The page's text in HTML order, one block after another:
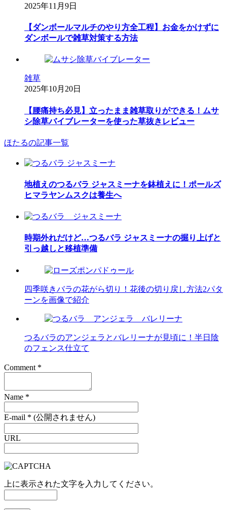
2025年11月9日
【ダンボールマルチのやり方全工程】お金をかけずに
ダンボールで雑草対策する方法
雑草
2025年10月20日
【腰痛持ち必見】立ったまま雑草取りができる！ムサ
シ除草バイブレーターを使った草抜きレビュー
ほたるの記事一覧
地植えのつるバラ ジャスミーナを鉢植えに！ポールズ
ヒマラヤンムスクは養生へ
時期外れだけど…つるバラ ジャスミーナの掘り上げと
引っ越しと移植準備
四季咲きバラの花がら切り！花後の切り戻し方法2パタ
ーンを画像で紹介
つるバラのアンジェラとバレリーナが見頃に！半日陰
のフェンス仕立て
Comment *
Name *
E-mail * (公開されません)
URL
上に表示された文字を入力してください。